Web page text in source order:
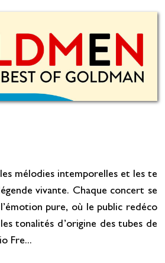
mélodies intemporelles et les te
vivante. Chaque concert se
pure, où le public redéco
tonalités d’origine des tubes de
Fre...